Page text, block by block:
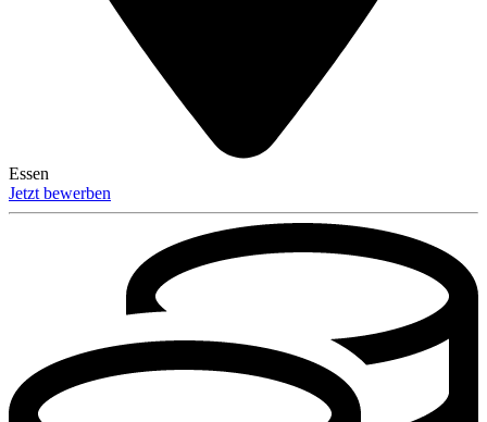
Essen
Jetzt bewerben